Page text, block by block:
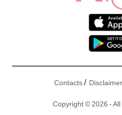
Contacts/ Disclaimer
Copyright © 2026 -